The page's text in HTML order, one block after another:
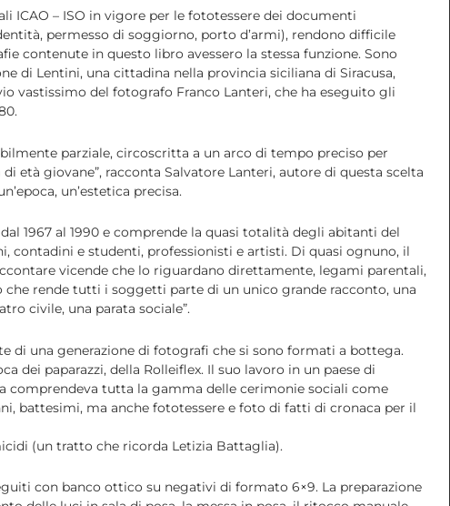
ICAO – ISO in vigore per le fototessere dei documenti
permesso di soggiorno, porto d’armi), rendono difficile
contenute in questo libro avessero la stessa funzione. Sono
di Lentini, una cittadina nella provincia siciliana di Siracusa,
vastissimo del fotografo Franco Lanteri, che ha eseguito gli
parziale, circoscritta a un arco di tempo preciso per
età giovane”, racconta Salvatore Lanteri, autore di questa scelta
un’estetica precisa.
dal 1967 al 1990 e comprende la quasi totalità degli abitanti del
contadini e studenti, professionisti e artisti. Di quasi ognuno, il
vicende che lo riguardano direttamente, legami parentali,
che rende tutti i soggetti parte di un unico grande racconto, una
civile, una parata sociale”.
di una generazione di fotografi che si sono formati a bottega.
dei paparazzi, della Rolleiflex. Il suo lavoro in un paese di
comprendeva tutta la gamma delle cerimonie sociali come
battesimi, ma anche fototessere e foto di fatti di cronaca per il
(un tratto che ricorda Letizia Battaglia).
con banco ottico su negativi di formato 6×9. La preparazione